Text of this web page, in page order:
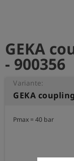
GEKA
- 900356
Variante:
GEKA
Pmax = 40 bar